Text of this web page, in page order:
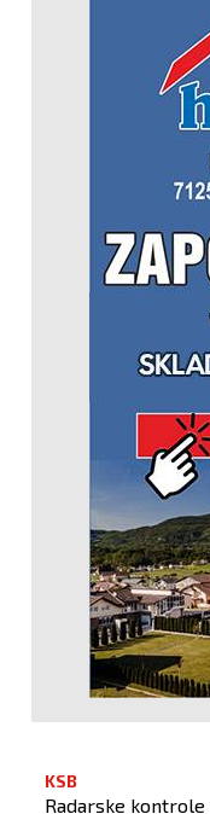
KSB
Radarske kontrole